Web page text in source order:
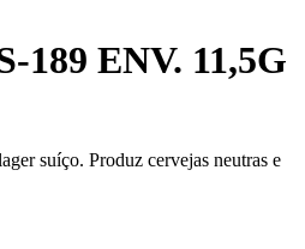
189 ENV. 11,5G
suíço. Produz cervejas neutras e